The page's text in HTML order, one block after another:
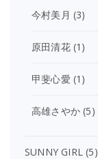
今村美月 (3)
原田清花(1)
甲斐心愛 (1)
高雄さやか (5)
SUNNY GIRL (5)